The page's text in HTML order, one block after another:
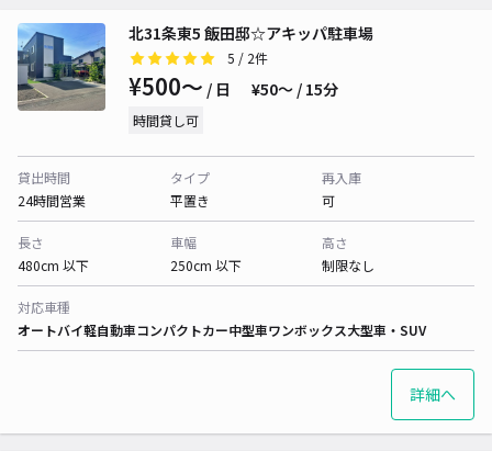
北31条東5 飯田邸☆アキッパ駐車場
5 / 2件
¥500〜 / 日 ¥50〜 / 15分
時間貸し可
貸出時間
24時間営業
タイプ
平置き
再入庫
可
長さ
480cm 以下
車幅
250cm 以下
高さ
制限なし
対応車種
オートバイ軽自動車コンパクトカー中型車ワンボックス大型車・SUV
詳細へ